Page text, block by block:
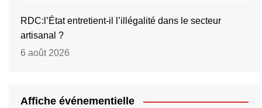
RDC:l’État entretient-il l’illégalité dans le secteur
artisanal ?
6 août 2026
Affiche événementielle